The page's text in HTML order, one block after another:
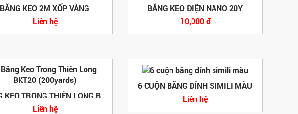
BĂNG KEO 2M XỐP VÀNG
Liên hệ
BĂNG KEO ĐIỆN NANO 20Y
10,000đ
BĂNG KEO TRONG THIÊN LONG BKT20 (200YARDS)
Liên hệ
6 CUỘN BĂNG DÍNH SIMILI MÀU
Liên hệ